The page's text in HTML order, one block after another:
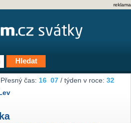
reklama
Přesný čas:16 07 / týden v roce:32